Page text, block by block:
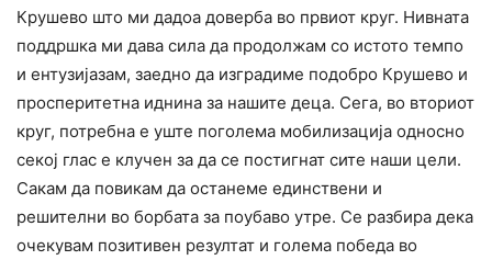
Крушево што ми дадоа доверба во првиот круг. Нивната
поддршка ми дава сила да продолжам со истото темпо
и ентузијазам, заедно да изградиме подобро Крушево и
просперитетна иднина за нашите деца. Сега, во вториот
круг, потребна е уште поголема мобилизација односно
секој глас е клучен за да се постигнат сите наши цели.
Сакам да повикам да останеме единствени и
решителни во борбата за поубаво утре. Се разбира дека
очекувам позитивен резултат и голема победа во